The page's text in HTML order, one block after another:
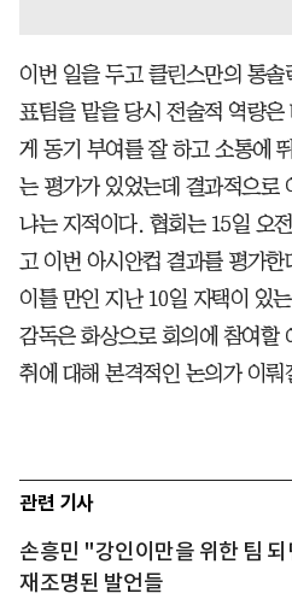
이번 일을 두고 클린스만의 통
표팀을 맡을 당시 전술적 역량은
게 동기 부여를 잘 하고 소통에
는 평가가 있었는데 결과적으로
냐는 지적이다. 협회는 15일 오
고 이번 아시안컵 결과를 평가
이틀 만인 지난 10일 자택이 있
감독은 화상으로 회의에 참여할
취에 대해 본격적인 논의가 이뤄
관련 기사
손흥민 "강인이만을 위한 팀
재조명된 발언들